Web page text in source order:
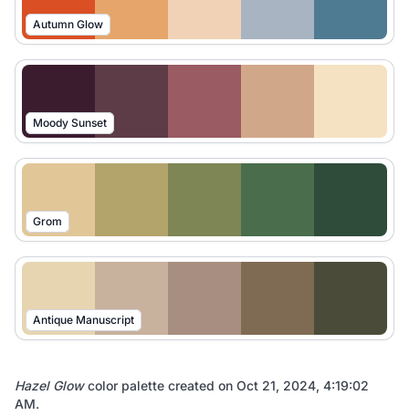
Autumn Glow
Moody Sunset
Grom
Antique Manuscript
Hazel Glowcolor palette created on Oct 21, 2024, 4:19:02
AM.